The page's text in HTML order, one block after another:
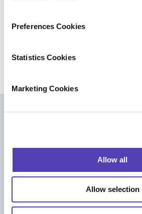
Preferences Cookies
Statistics Cookies
Marketing Cookies
Allow all
Allow selection
Pour plus d'informations, visitez
Lecture